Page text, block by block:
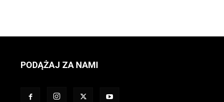
PODĄŻAJ ZA NAMI